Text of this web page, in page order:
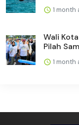
1 month
Wali
Pilah
1 month